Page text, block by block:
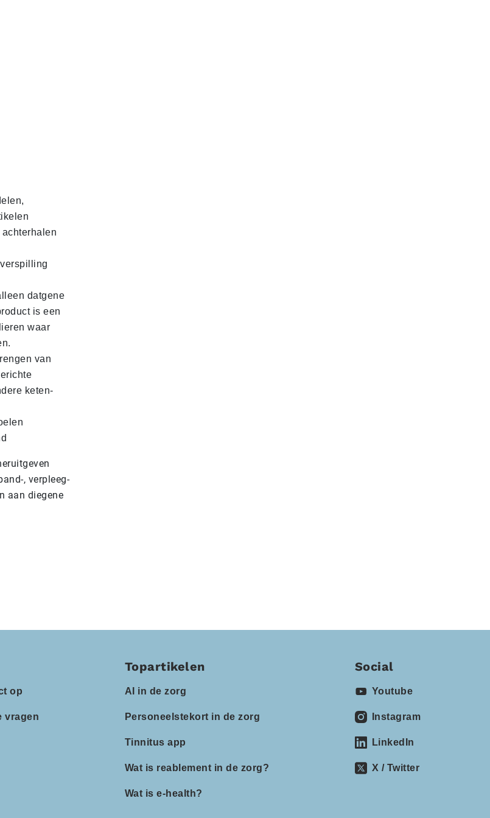
datgene
is een
waar
van
keten-
, verpleeg-
aan diegene
op
vragen
Topartikelen
AI in de zorg
Personeelstekort in de zorg
Tinnitus app
Wat is reablement in de zorg?
Wat is e-health?
Social
Youtube
Instagram
LinkedIn
X / Twitter